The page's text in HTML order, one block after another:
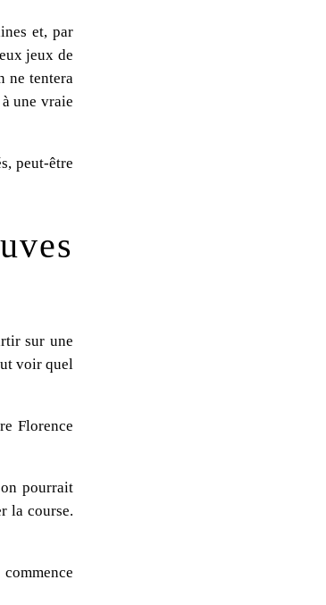
et, par
jeux de
ne tentera
une vraie
peut-être
sur une
voir quel
Florence
pourrait
la course.